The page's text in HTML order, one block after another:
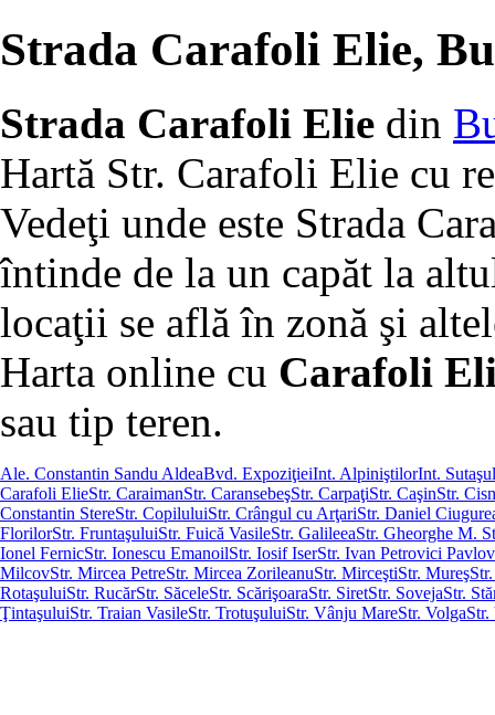
Strada Carafoli Elie,
Strada Carafoli Elie din
Hartă Str. Carafoli Elie cu
Vedeţi unde este Strada
întinde de la un capăt la
locaţii se află în zonă şi
Harta online cu Carafoli
sau tip teren.
Ale. Constantin Sandu AldeaBvd. ExpoziţieiInt. AlpiniştilorInt.
Carafoli ElieStr. CaraimanStr. CaransebeşStr. CarpaţiStr. CaşinStr.
Constantin StereStr. CopiluluiStr. Crângul cu ArţariStr. Daniel
FlorilorStr. FruntaşuluiStr. Fuică VasileStr. GalileeaStr. Gheorghe M.
Ionel FernicStr. Ionescu EmanoilStr. Iosif IserStr. Ivan Petrovici Pavlov
MilcovStr. Mircea PetreStr. Mircea ZorileanuStr. MirceştiStr. Mureş
RotaşuluiStr. RucărStr. SăceleStr. ScărişoaraStr. SiretStr. SovejaStr.
ŢintaşuluiStr. Traian VasileStr. TrotuşuluiStr. Vânju MareStr. VolgaStr.